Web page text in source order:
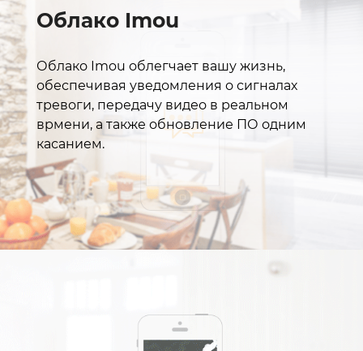
Облако Imou
Облако Imou облегчает вашу жизнь,
обеспечивая уведомления о сигналах
тревоги, передачу видео в реальном
врмени, а также обновление ПО одним
касанием.